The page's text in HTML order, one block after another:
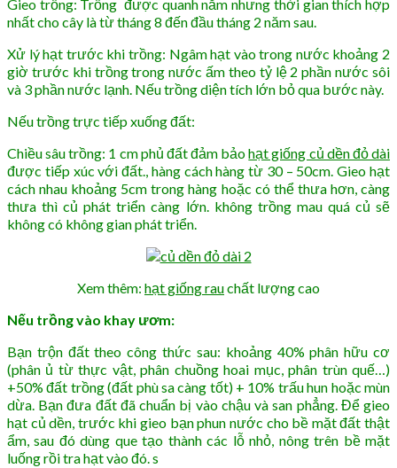
Gieo trồng: Trồng được quanh năm nhưng thời gian thích hợp
nhất cho cây là từ tháng 8 đến đầu tháng 2 năm sau.
Xử lý hạt trước khi trồng: Ngâm hạt vào trong nước khoảng 2
giờ trước khi trồng trong nước ấm theo tỷ lệ 2 phần nước sôi
và 3 phần nước lạnh. Nếu trồng diện tích lớn bỏ qua bước này.
Nếu trồng trực tiếp xuống đất:
Chiều sâu trồng: 1 cm phủ đất đảm bảohạt giống củ dền đỏ dài
được tiếp xúc với đất., hàng cách hàng từ 30 – 50cm. Gieo hạt
cách nhau khoảng 5cm trong hàng hoặc có thể thưa hơn, càng
thưa thì củ phát triển càng lớn. không trồng mau quá củ sẽ
không có không gian phát triển.
Xem thêm: hạt giống rauchất lượng cao
Nếu trồng vào khay ươm:
Bạn trộn đất theo công thức sau: khoảng 40% phân hữu cơ
(phân ủ từ thực vật, phân chuồng hoai mục, phân trùn quế…)
+50% đất trồng (đất phù sa càng tốt) + 10% trấu hun hoặc mùn
dừa. Bạn đưa đất đã chuẩn bị vào chậu và san phẳng. Để gieo
hạt củ dền, trước khi gieo bạn phun nước cho bề mặt đất thật
ẩm, sau đó dùng que tạo thành các lỗ nhỏ, nông trên bề mặt
luống rồi tra hạt vào đó. s